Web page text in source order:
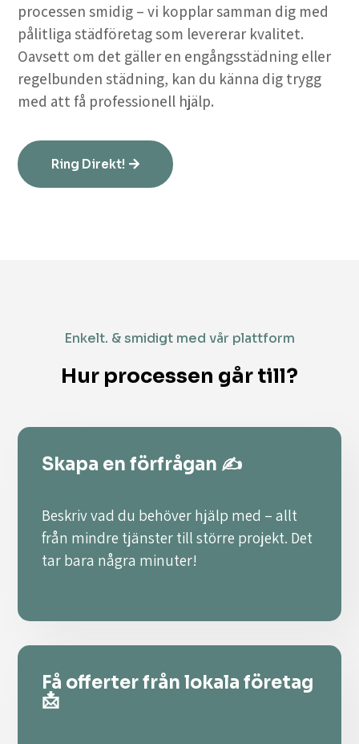
processen smidig – vi kopplar samman dig med
pålitliga städföretag som levererar kvalitet.
Oavsett om det gäller en engångsstädning eller
regelbunden städning, kan du känna dig trygg
med att få professionell hjälp.
Ring Direkt!
Enkelt. & smidigt med vår plattform
Hur processen går till?
Skapa en förfrågan ✍️
Beskriv vad du behöver hjälp med – allt
från mindre tjänster till större projekt. Det
tar bara några minuter!
Få offerter från lokala företag
📩